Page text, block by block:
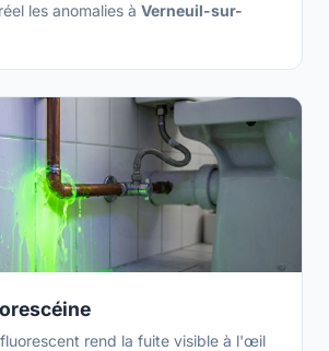
les anomalies à Verneuil-sur-
rend la fuite visible à l'œil